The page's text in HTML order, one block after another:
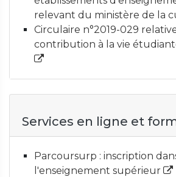
relevant du ministère de la
Circulaire n°2019-029
contribution à la vie
Services en ligne et
Parcoursurp : inscription
l'enseignement supérieur